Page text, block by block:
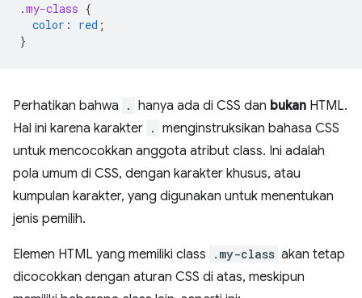
.my-class {
color : red ;
}
Perhatikan bahwa . hanya ada di CSS dan bukan HTML.
Hal ini karena karakter . menginstruksikan bahasa CSS
untuk mencocokkan anggota atribut class. Ini adalah
pola umum di CSS, dengan karakter khusus, atau
kumpulan karakter, yang digunakan untuk menentukan
jenis pemilih.
Elemen HTML yang memiliki class .my-class akan tetap
dicocokkan dengan aturan CSS di atas, meskipun